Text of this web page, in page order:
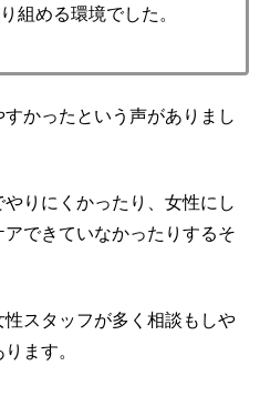
組める環境でした。
かったという声がありまし
りにくかったり、女性にし
できていなかったりするそ
スタッフが多く相談もしや
ます。